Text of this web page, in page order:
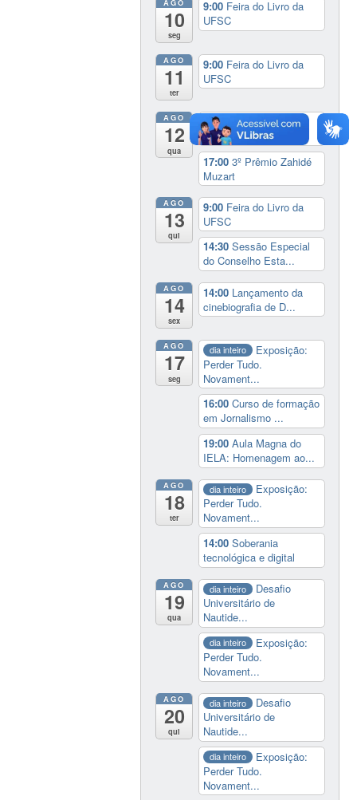
AGO
10
seg
9:00 Feira do Livro da
UFSC
AGO
11
ter
9:00 Feira do Livro da
UFSC
AGO
12
qua
9:00Feira do Livro da
UFSC
17:003º Prêmio Zahidé
Muzart
AGO
13
qui
9:00 Feira do Livro da
UFSC
14:30Sessão Especial
do Conselho Esta...
AGO
14
sex
14:00 Lançamento da
cinebiografia de D...
AGO
17
seg
dia inteiro
Exposição:
Perder Tudo.
Novament...
16:00Curso de formação
em Jornalismo ...
19:00Aula Magna do
IELA: Homenagem ao...
AGO
18
ter
dia inteiro
Exposição:
Perder Tudo.
Novament...
14:00Soberania
tecnológica e digital
AGO
19
qua
dia inteiro
Desafio
Universitário de
Nautide...
dia inteiro
Exposição:
Perder Tudo.
Novament...
AGO
20
qui
dia inteiro
Desafio
Universitário de
Nautide...
dia inteiro
Exposição:
Perder Tudo.
Novament...